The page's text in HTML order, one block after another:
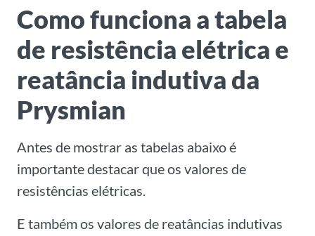
Como funciona a tabela
de resistência elétrica e
reatância indutiva da
Prysmian
Antes de mostrar as tabelas abaixo é
importante destacar que os valores de
resistências elétricas.
E também os valores de reatâncias indutivas